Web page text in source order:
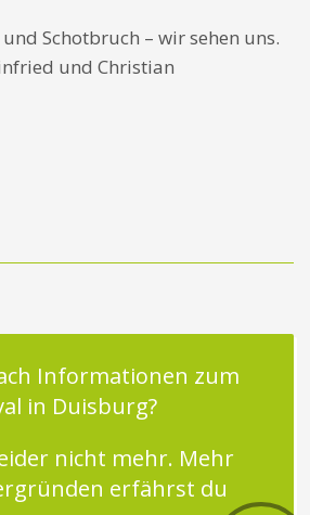
Schotbruch – wir sehen uns.
und Christian
Informationen zum
in Duisburg?
nicht mehr. Mehr
erfährst du